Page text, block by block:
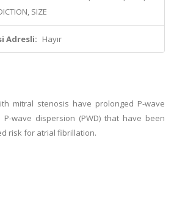
SIZE
Adresli: Hayır
mitral stenosis have prolonged P-wave
wave dispersion (PWD) that have been
risk for atrial fibrillation.